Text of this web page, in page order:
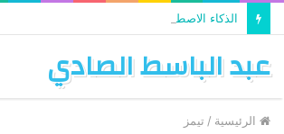
الذكاء الاصطناعي يستخدم في تطوير التعليم
عبد الباسط الصادي
الرئيسية / تيمز